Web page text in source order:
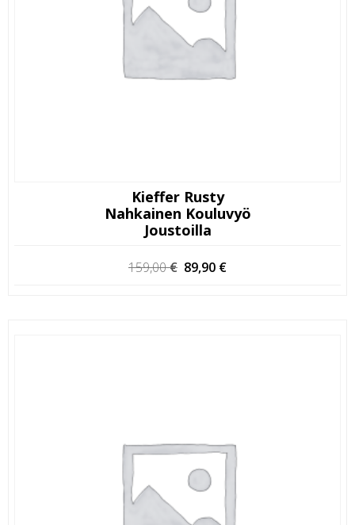
Kieffer Rusty
Nahkainen Kouluvyö
Joustoilla
159,00€ Alkuperäinen
89,90 €